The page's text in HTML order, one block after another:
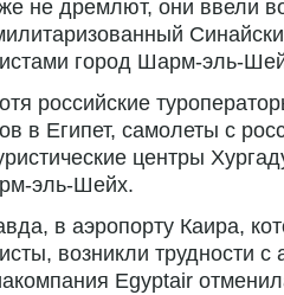
не дремлют, они ввели
город Шарм-эль-
российские
в Египет, самолеты с
центры
эль-Шейх.
в аэропорту Каира,
возникли трудности
Egyptair